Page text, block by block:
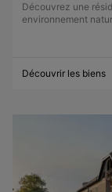
Découvrez une
environnement
Découvrir les biens